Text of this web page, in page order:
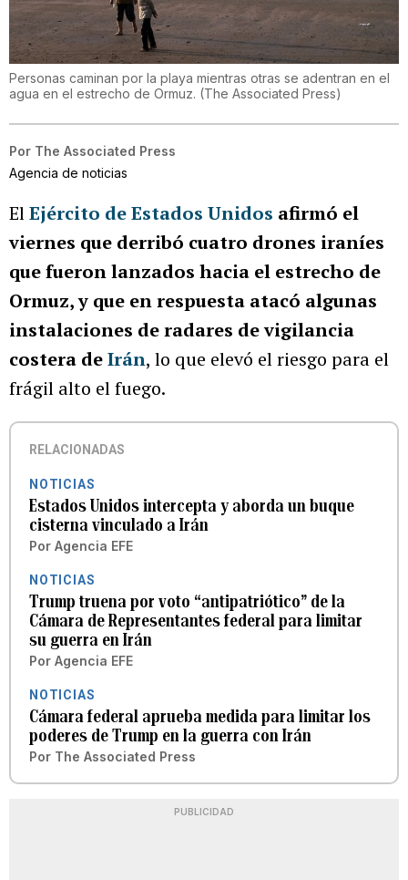
Personas caminan por la playa mientras otras se adentran en el
agua en el estrecho de Ormuz. (The Associated Press)
Por The Associated Press
Agencia de noticias
ElEjército de Estados Unidos afirmó el
viernes que derribó cuatro drones iraníes
que fueron lanzados hacia el estrecho de
Ormuz, y que en respuesta atacó algunas
instalaciones de radares de vigilancia
costera deIrán, lo que elevó el riesgo para el
frágil alto el fuego.
RELACIONADAS
NOTICIAS
Estados Unidos intercepta y aborda un buque
cisterna vinculado a Irán
Por Agencia EFE
NOTICIAS
Trump truena por voto “antipatriótico” de la
Cámara de Representantes federal para limitar
su guerra en Irán
Por Agencia EFE
NOTICIAS
Cámara federal aprueba medida para limitar los
poderes de Trump en la guerra con Irán
Por The Associated Press
PUBLICIDAD